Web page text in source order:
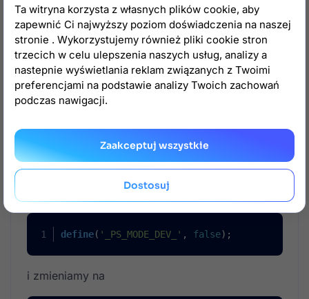
if ($_SERVER['REMOTE_ADDR' ] == '111.222.0.1'
    $debugaccess =
true;
else
    $debugaccess =
false ;
istnieje możliwość również włączenia trybu
administracyjny, robimy to jako edytujemy
define( '_PS_MODE_DEV_' , false);
i zmieniamy na
Ta witryna korzysta z własnych plików cookie, aby
zapewnić Ci najwyższy poziom doświadczenia na naszej
stronie . Wykorzystujemy również pliki cookie stron
trzecich w celu ulepszenia naszych usług, analizy a
nastepnie wyświetlania reklam związanych z Twoimi
preferencjami na podstawie analizy Twoich zachowań
podczas nawigacji.
Dostosuj
Zaakceptuj wszystkie